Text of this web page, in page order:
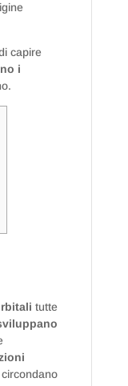
capire
i
tutte